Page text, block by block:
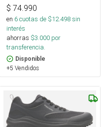
$ 74.990
en 6cuotas de $12.498sin
interés
ahorras $3.000 por
transferencia.
Disponible
+5 Vendidos